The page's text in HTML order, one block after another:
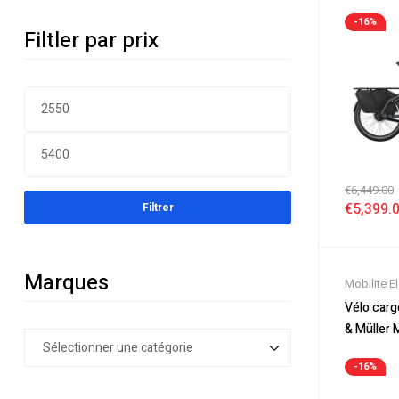
Electriques
-16%
€6,449.00
€
Mobilite
Soldes,
Electriques
Vélo
& Müller
-16%
Filtler par prix
Filtrer
Marques